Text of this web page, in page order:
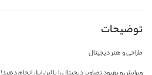
توضیحات
طراحی و هنر دیجیتال